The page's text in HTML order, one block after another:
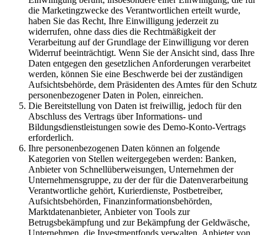
die Marketingzwecke des Verantwortlichen erteilt wurde,
haben Sie das Recht, Ihre Einwilligung jederzeit zu
widerrufen, ohne dass dies die Rechtmäßigkeit der
Verarbeitung auf der Grundlage der Einwilligung vor deren
Widerruf beeinträchtigt. Wenn Sie der Ansicht sind, dass Ihre
Daten entgegen den gesetzlichen Anforderungen verarbeitet
werden, können Sie eine Beschwerde bei der zuständigen
Aufsichtsbehörde, dem Präsidenten des Amtes für den Schutz
personenbezogener Daten in Polen, einreichen.
Die Bereitstellung von Daten ist freiwillig, jedoch für den
Abschluss des Vertrags über Informations- und
Bildungsdienstleistungen sowie des Demo-Konto-Vertrags
erforderlich.
Ihre personenbezogenen Daten können an folgende
Kategorien von Stellen weitergegeben werden: Banken,
Anbieter von Schnellüberweisungen, Unternehmen der
Unternehmensgruppe, zu der der für die Datenverarbeitung
Verantwortliche gehört, Kurierdienste, Postbetreiber,
Aufsichtsbehörden, Finanzinformationsbehörden,
Marktdatenanbieter, Anbieter von Tools zur
Betrugsbekämpfung und zur Bekämpfung der Geldwäsche,
Unternehmen, die Investmentfonds verwalten, Anbieter von